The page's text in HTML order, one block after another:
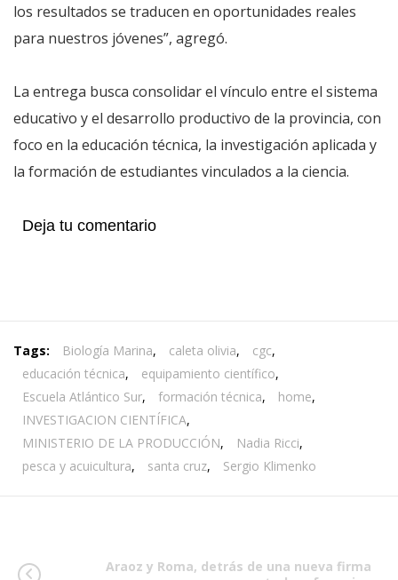
los resultados se traducen en oportunidades reales
para nuestros jóvenes”, agregó.
La entrega busca consolidar el vínculo entre el sistema
educativo y el desarrollo productivo de la provincia, con
foco en la educación técnica, la investigación aplicada y
la formación de estudiantes vinculados a la ciencia.
Deja tu comentario
Tags: Biología Marina, caleta olivia, cgc,
educación técnica, equipamiento científico,
Escuela Atlántico Sur, formación técnica, home,
INVESTIGACION CIENTÍFICA,
MINISTERIO DE LA PRODUCCIÓN, Nadia Ricci,
pesca y acuicultura, santa cruz, Sergio Klimenko
Araoz y Roma, detrás de una nueva firma